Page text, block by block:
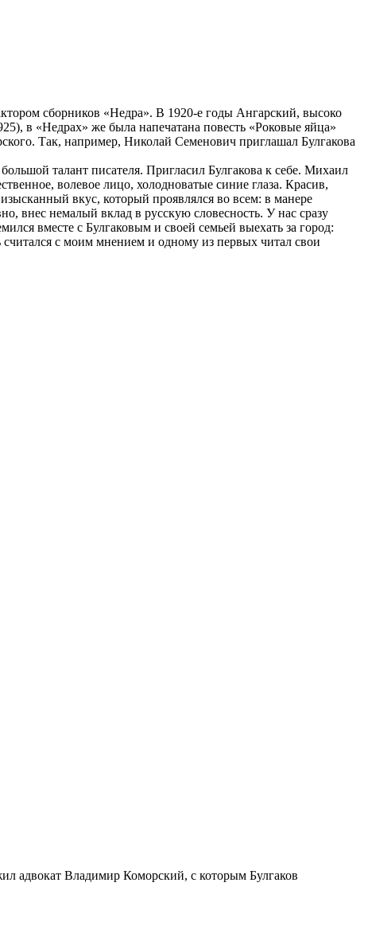
сборников «Недра». В 1920-е годы Ангарский, высоко
в «Недрах» же была напечатана повесть «Роковые яйца»
Так, например, Николай Семенович приглашал Булгакова
талант писателя. Пригласил Булгакова к себе. Михаил
волевое лицо, холодноватые синие глаза. Красив,
вкус, который проявлялся во всем: в манере
внес немалый вклад в русскую словесность. У нас сразу
вместе с Булгаковым и своей семьей выехать за город:
с моим мнением и одному из первых читал свои
адвокат Владимир Коморский, с которым Булгаков